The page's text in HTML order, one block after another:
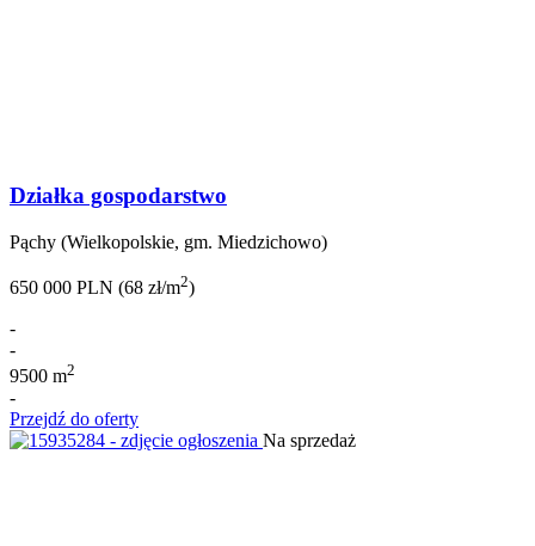
Działka gospodarstwo
Pąchy (Wielkopolskie, gm. Miedzichowo)
650 000 PLN (68 zł/m2)
-
-
9500 m2
-
Przejdź do oferty
Na sprzedaż